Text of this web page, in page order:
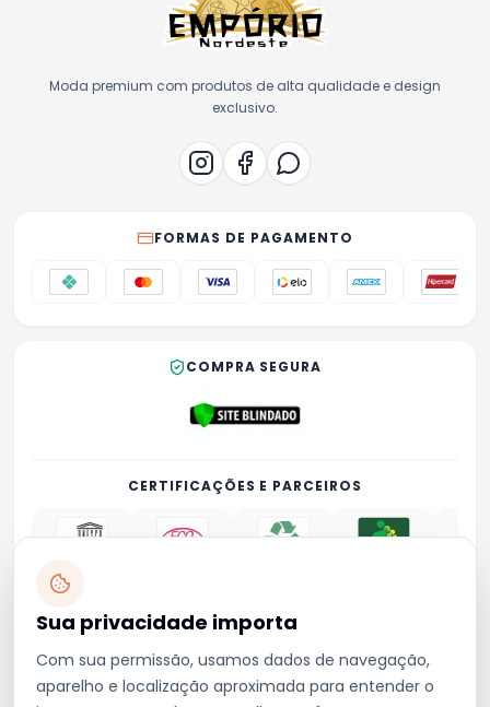
Moda premium com produtos de alta qualidade e design
exclusivo.
FORMAS DE PAGAMENTO
COMPRA SEGURA
CERTIFICAÇÕES E PARCEIROS
PrivacidadeTermos Trocas e devoluções
emporionordeste4@gmail.com
(73) 99849-0008
Sua privacidade importa
Com sua permissão, usamos dados de navegação,
aparelho e localização aproximada para entender o